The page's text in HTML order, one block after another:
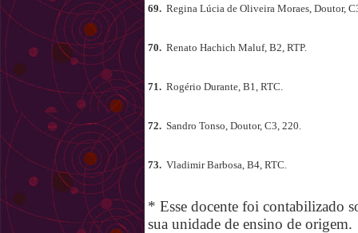
69. Regina Lúcia de Oliveira Moraes, Doutor,
70. Renato Hachich Maluf, B2, RTP.
71. Rogério Durante, B1, RTC.
72. Sandro Tonso, Doutor, C3, 220.
73. Vladimir Barbosa, B4, RTC.
* Esse docente foi contabilizado
sua unidade de ensino de origem.